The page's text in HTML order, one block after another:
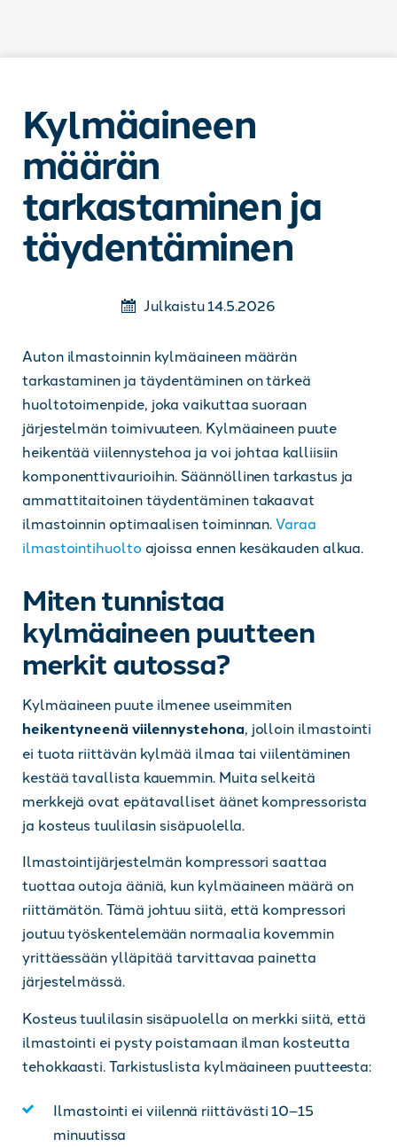
Kylmäaineen
määrän
tarkastaminen ja
täydentäminen
Julkaistu 14.5.2026
Auton ilmastoinnin kylmäaineen määrän
tarkastaminen ja täydentäminen on tärkeä
huoltotoimenpide, joka vaikuttaa suoraan
järjestelmän toimivuuteen. Kylmäaineen puute
heikentää viilennystehoa ja voi johtaa kalliisiin
komponenttivaurioihin. Säännöllinen tarkastus ja
ammattitaitoinen täydentäminen takaavat
ilmastoinnin optimaalisen toiminnan.Varaa
ilmastointihuolto ajoissa ennen kesäkauden alkua.
Miten tunnistaa
kylmäaineen puutteen
merkit autossa?
Kylmäaineen puute ilmenee useimmiten
heikentyneenä viilennystehona, jolloin ilmastointi
ei tuota riittävän kylmää ilmaa tai viilentäminen
kestää tavallista kauemmin. Muita selkeitä
merkkejä ovat epätavalliset äänet kompressorista
ja kosteus tuulilasin sisäpuolella.
Ilmastointijärjestelmän kompressori saattaa
tuottaa outoja ääniä, kun kylmäaineen määrä on
riittämätön. Tämä johtuu siitä, että kompressori
joutuu työskentelemään normaalia kovemmin
yrittäessään ylläpitää tarvittavaa painetta
järjestelmässä.
Kosteus tuulilasin sisäpuolella on merkki siitä, että
ilmastointi ei pysty poistamaan ilman kosteutta
tehokkaasti. Tarkistuslista kylmäaineen puutteesta:
Ilmastointi ei viilennä riittävästi 10–15
minuutissa